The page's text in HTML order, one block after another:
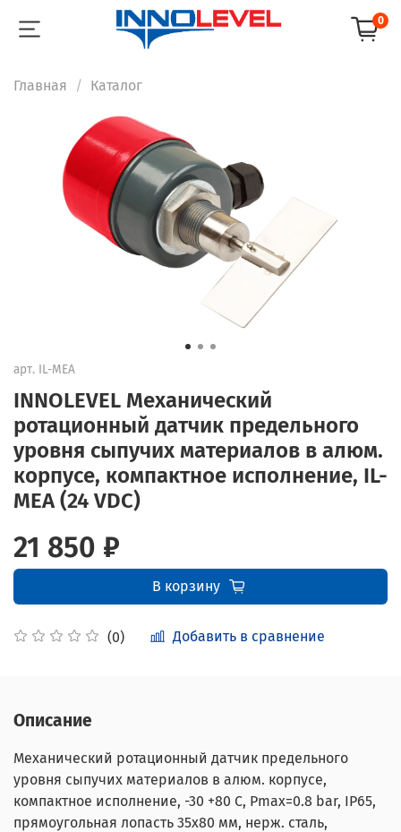
0
Главная Каталог
арт. IL-MEA
INNOLEVEL Механический
ротационный датчик предельного
уровня сыпучих материалов в алюм.
корпусе, компактное исполнение, IL-
MEA (24 VDC)
(0) Добавить в сравнение
21 850 ₽
В корзину
Описание
Механический ротационный датчик предельного
уровня сыпучих материалов в алюм. корпусе,
компактное исполнение, -30 +80 С, Рmax=0.8 bar, IP65,
прямоугольная лопасть 35х80 мм, нерж. сталь,